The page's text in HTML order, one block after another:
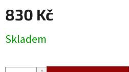
830 Kč
cena:
Skladem